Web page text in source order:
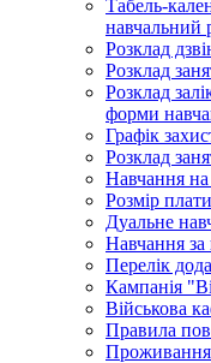
Табель-
навчальний
Розклад
Розклад
Розклад
форми
Графік
Розклад
Навчання на
Розмір
Дуальне
Навчання
Перелік
Кампанія
Військова
Правила